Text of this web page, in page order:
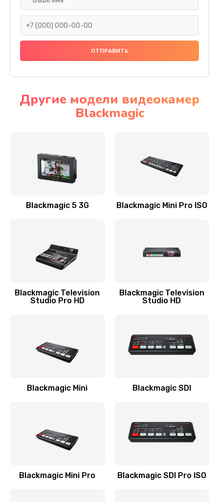
Другие модели видеокамер
Blackmagic
Blackmagic 5 3G Blackmagic Mini Pro ISO
Blackmagic Television
Studio Pro HD
Blackmagic Television
Studio HD
Blackmagic Mini Blackmagic SDI
Blackmagic Mini Pro Blackmagic SDI Pro ISO